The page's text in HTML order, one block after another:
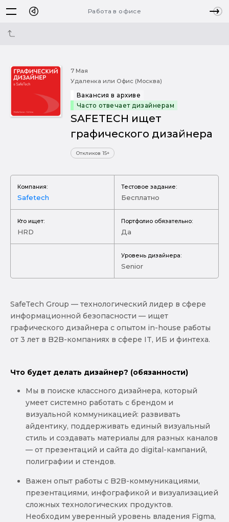
Работа в офисе
7 Мая
Удаленка или Офис (Москва)
Вакансия в архиве
Часто отвечает дизайнерам
SAFETECH ищет
графического дизайнера
Откликов 15+
Компания:
Safetech
Тестовое задание:
Бесплатно
Кто ищет:
HRD
Портфолио обязательно:
Да
Уровень дизайнера:
Senior
SafeTech Group — технологический лидер в сфере
информационной безопасности — ищет
графического дизайнера с опытом in-house работы
от 3 лет в B2B-компаниях в сфере IT, ИБ и финтеха.
Что будет делать дизайнер? (обязанности)
Мы в поиске классного дизайнера, который
умеет системно работать с брендом и
визуальной коммуникацией: развивать
айдентику, поддерживать единый визуальный
стиль и создавать материалы для разных каналов
— от презентаций и сайта до digital-кампаний,
полиграфии и стендов.
Важен опыт работы с B2B-коммуникациями,
презентациями, инфографикой и визуализацией
сложных технологических продуктов.
Необходим уверенный уровень владения Figma,